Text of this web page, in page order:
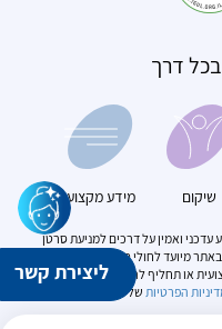
ואמין על דרכים למניעת סרטן
מיועד לחולי סרטן. הוא מספק
או תחליף להתייעצות עם מומחה
הפרטיות של האתר
דרך
שיקום מידע מקצועי
ליצירת קשר